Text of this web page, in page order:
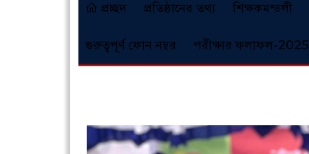
প্রচ্ছদ প্রতিষ্ঠানের তথ্য শিক্ষকমন্ডলী
গুরুত্বপূর্ণ ফোন নম্বর পরীক্ষার ফলাফল-2025